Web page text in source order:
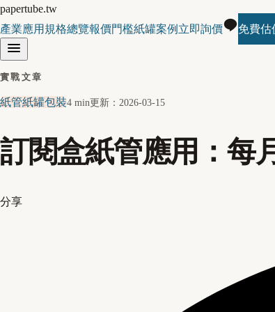
papertube.tw
產業應用 規格總覽報價門檻紙罐案例 立即詢價 免費估
實戰文章
紙管紙罐包裝4 min更新： 2026-03-15
訂閱盒紙管應用：每
分享